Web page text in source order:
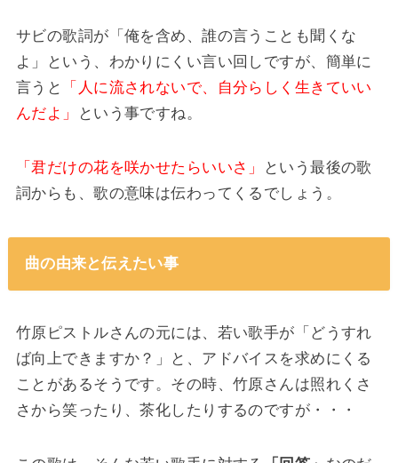
サビの歌詞が「俺を含め、誰の言うことも聞くな
よ」という、わかりにくい言い回しですが、簡単に
言うと
「人に流されないで、自分らしく生きていい
んだよ」
という事ですね。
「君だけの花を咲かせたらいいさ」
という最後の歌
詞からも、歌の意味は伝わってくるでしょう。
曲の由来と伝えたい事
竹原ピストルさんの元には、若い歌手が「どうすれ
ば向上できますか？」と、アドバイスを求めにくる
ことがあるそうです。その時、竹原さんは照れくさ
さから笑ったり、茶化したりするのですが・・・